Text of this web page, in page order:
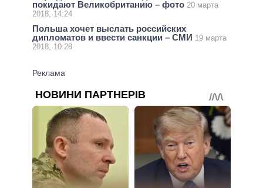
покидают Великобританию – фото 20 марта
2018, 14:24
Польша хочет выслать российских
дипломатов и ввести санкции – СМИ 19 марта
2018, 10:28